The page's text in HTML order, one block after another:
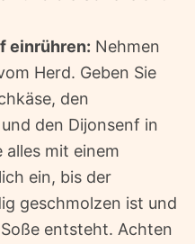
einrühren: Nehmen
Herd. Geben Sie
den
den Dijonsenf in
alles mit einem
ein, bis der
geschmolzen ist und
entsteht. Achten